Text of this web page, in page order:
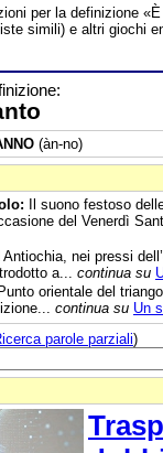
per la definizione
simili) e altri giochi
(àn-no)
Il suono festoso
del Venerdì
Antiochia, nei pressi
a... continua su
orientale del
continua su Un
parole parziali)